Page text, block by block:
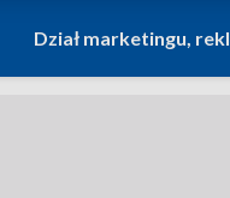
Dział marketingu,